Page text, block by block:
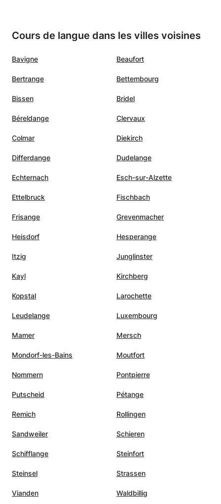
Cours de langue dans les villes voisines
Bavigne Beaufort
Bertrange Bettembourg
Bissen Bridel
Béreldange Clervaux
Colmar Diekirch
Differdange Dudelange
Echternach Esch-sur-Alzette
Ettelbruck Fischbach
Frisange Grevenmacher
Heisdorf Hesperange
Itzig Junglinster
Kayl Kirchberg
Kopstal Larochette
Leudelange Luxembourg
Mamer Mersch
Mondorf-les-Bains Moutfort
Nommern Pontpierre
Putscheid Pétange
Remich Rollingen
Sandweiler Schieren
Schifflange Steinfort
Steinsel Strassen
Vianden Waldbillig